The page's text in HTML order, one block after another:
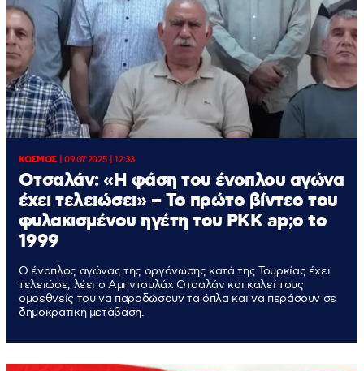
ΚΟΣΜΟΣ| 09.07.2025 | 12:33
Οτσαλάν: «Η φάση του ένοπλου αγώνα
έχει τελειώσει» – Το πρώτο βίντεο του
φυλακισμένου ηγέτη του PKK ap;o to
1999
Ο ένοπλος αγώνας της οργάνωσης κατά της Τουρκίας έχει
τελειώσε, λέει ο Αμπντουλάχ Οτσαλάν και καλεί τους
ομοεθνείς του να παραδώσουν τα όπλα και να περάσουν σε
δημοκρατική μετάβαση.